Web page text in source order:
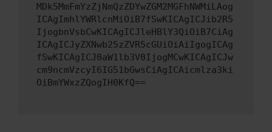
MDk5MmFmYzZjNmQzZDYwZGM2MGFhNWMiLAog
ICAgImhlYWRlcnMiOiB7fSwKICAgICJib2R5
IjogbnVsbCwKICAgICJleHBlY3QiOiB7CiAg
ICAgICJyZXNwb25zZVR5cGUiOiAiIgogICAg
fSwKICAgICJ0aW1lb3V0IjogMCwKICAgICJw
cm9ncmVzcyI6IG51bGwsCiAgICAicmlza3ki
OiBmYWxzZQogIH0KfQ==